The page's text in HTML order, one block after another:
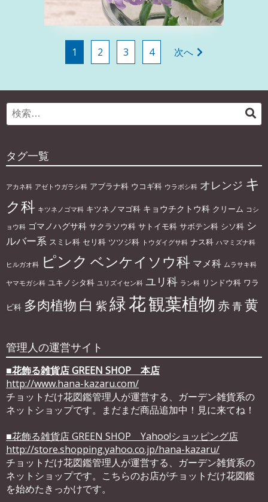
ペ
ー
送
1 2 3 4 次へ
Search
for:
検
タグ一覧
アカネ科 アゼトウガラシ科 アブラナ科 ウコギ科 ウラボシ科 オレンジ キ
ク科 キツネノゴマ科 キツネノマゴ科 キョウチクトウ科 クリーム コシ
ョウ科 ゴマノハグサ科 サクラソウ科 サトイモ科 サボテン科 シソ科 シ
ルバー系 スミレ科 セリ科 ツツジ科 トウダイグサ科 ナス科 ハマミズナ科
ヒルガオ科 ピンク ベンケイソウ科 マメ科 ムラサキ科
ヤマモガシ科 ユキノシタ科 ユリズイセン科 ユリ科 ラン科 リンドウ科 ワラ
ビ科 多肉植物 白 紫緑花観葉植物 赤 青黄
管理人の運営サイト
■花飾る雑貨店 GREEN SHOP 本店
http://www.hana-kazaru.com/
チョットだけ花図鑑管理人が運営する、ガーデン雑貨系の
ネットショップです。まだまだ商品追加中！見に来てね！
■花飾る雑貨店 GREEN SHOP Yahoo!ショッピング店
http://store.shopping.yahoo.co.jp/hana-kazaru/
チョットだけ花図鑑管理人が運営する、ガーデン雑貨系の
ネットショップです。こちらのお店がチョットだけ花図鑑
を始めたきっかけです。